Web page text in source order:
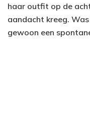
haar outfit op de
aandacht kreeg.
gewoon een